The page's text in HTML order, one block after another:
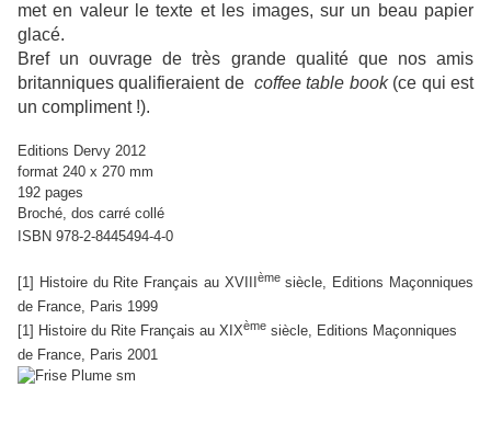
met en valeur le texte et les images, sur un beau papier
glacé.
Bref un ouvrage de très grande qualité que nos amis
britanniques qualifieraient de coffee table book(ce qui est
un compliment !).
Editions Dervy 2012
format 240 x 270 mm
192 pages
Broché, dos carré collé
ISBN 978-2-8445494-4-0
[1] Histoire du Rite Français au XVIIIèmesiècle, Editions Maçonniques
de France, Paris 1999
[1] Histoire du Rite Français au XIXème siècle, Editions Maçonniques
de France, Paris 2001